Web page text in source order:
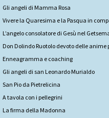
Gli angeli di Mamma Rosa
Vivere la Quaresima e la Pasqua in
L’angelo consolatore di Gesù nel
Don Dolindo Ruotolo devoto delle anime
Enneagramma e coaching
Gli angeli di san Leonardo Murialdo
San Pio da Pietrelicina
A tavola con i pellegrini
La firma della Madonna